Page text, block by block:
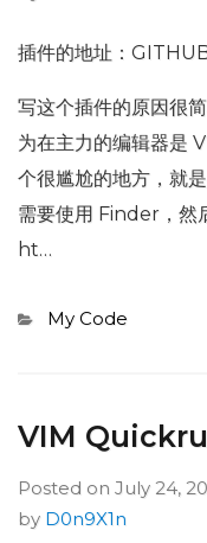
插件的地址：
写这个插件的原因很
为在主力的编辑器是
个很尴尬的地方，就
需要使用 Finder，然
ht…
Categories
My Code
VIM
Posted on July 24,
by D0n9X1n